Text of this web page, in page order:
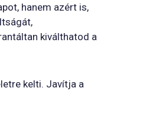
hanem azért is,
kiválthatod a
kelti. Javítja a